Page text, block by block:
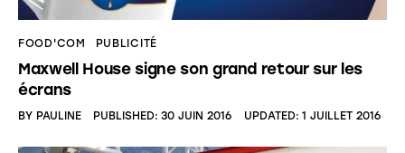
FOOD'COM PUBLICITÉ
Maxwell House signe son grand retour sur les
écrans
BY PAULINE PUBLISHED: 30 JUIN 2016 UPDATED: 1 JUILLET 2016